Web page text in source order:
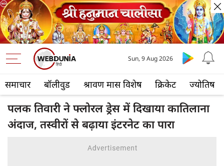
समाचार बॉलीवुड श्रावण मास विशेष क्रिकेट ज्योतिष
Sun, 9 Aug 2026
पलक तिवारी ने फ्लोरल ड्रेस में दिखाया कातिलाना
अंदाज, तस्वीरों से बढ़ाया इंटरनेट का पारा